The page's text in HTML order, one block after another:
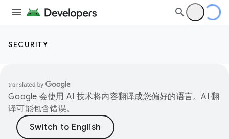
SECURITY
Google 会使用 AI 技术将内容翻译成您偏好的语言。AI 翻
译可能包含错误。